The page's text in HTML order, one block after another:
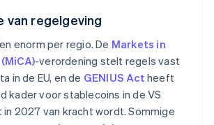
van regelgeving
enorm per regio. De Markets in
-verordening stelt regels vast
in de EU, en de GENIUS Act heeft
kader voor stablecoins in de VS
2027 van kracht wordt. Sommige